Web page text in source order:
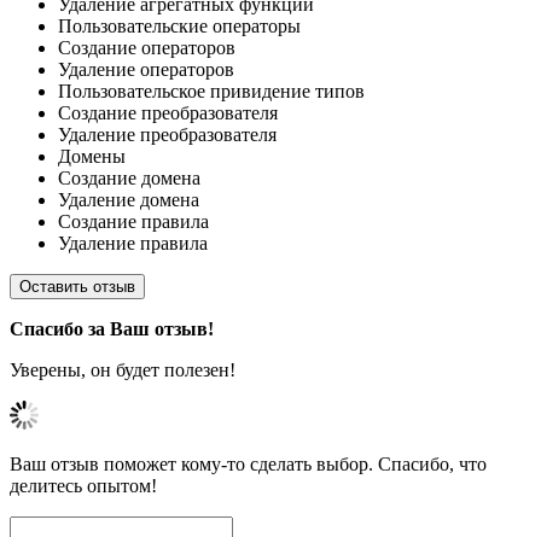
Пользовательские операторы
Создание операторов
Удаление операторов
Пользовательское привидение типов
Создание преобразователя
Удаление преобразователя
Домены
Создание домена
Удаление домена
Создание правила
Удаление правила
Оставить отзыв
Спасибо за Ваш отзыв!
Уверены, он будет полезен!
Ваш отзыв поможет кому-то сделать выбор. Спасибо, что
делитесь опытом!